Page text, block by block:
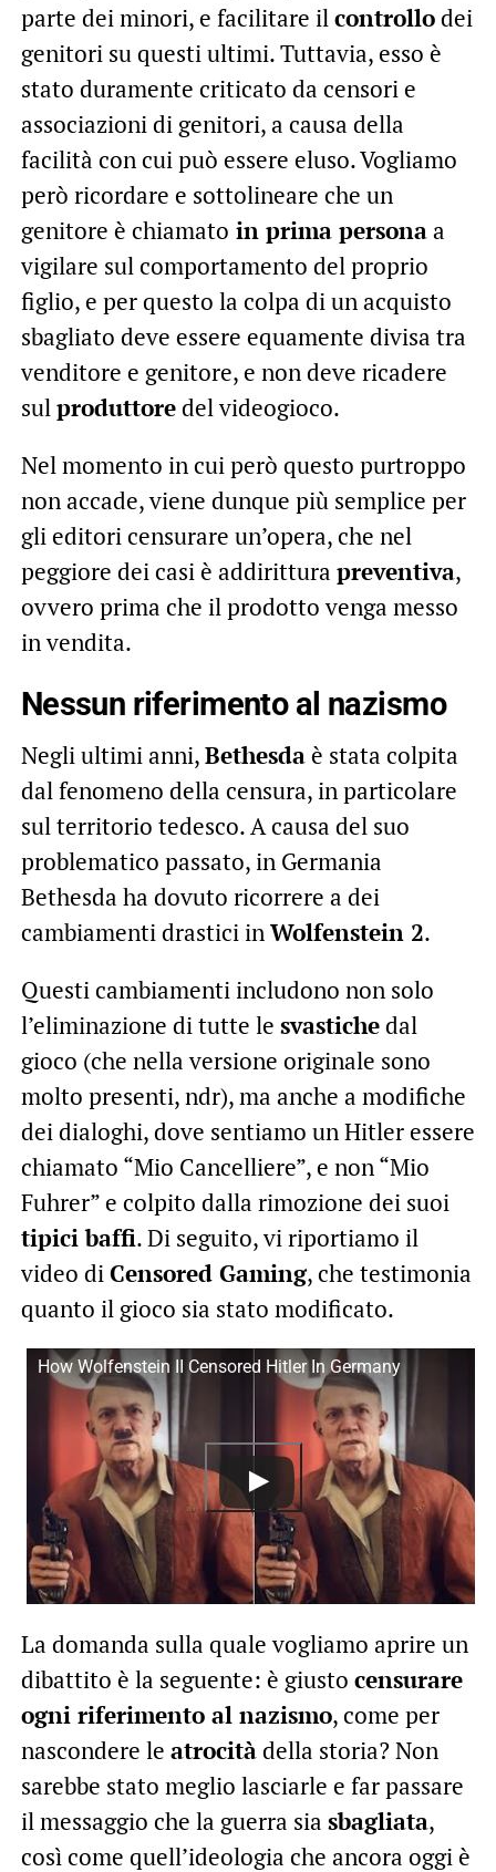
parte dei minori, e facilitare ilcontrollodei
genitori su questi ultimi. Tuttavia, esso è
stato duramente criticato da censori e
associazioni di genitori, a causa della
facilità con cui può essere eluso. Vogliamo
però ricordare e sottolineare che un
genitore è chiamato in prima personaa
vigilare sul comportamento del proprio
figlio, e per questo la colpa di un acquisto
sbagliato deve essere equamente divisa tra
venditore e genitore, e non deve ricadere
sulproduttoredel videogioco.
Nel momento in cui però questo purtroppo
non accade, viene dunque più semplice per
gli editori censurare un’opera, che nel
peggiore dei casi è addirittura preventiva,
ovvero prima che il prodotto venga messo
in vendita.
Nessun riferimento al nazismo
Negli ultimi anni,Bethesdaè stata colpita
dal fenomeno della censura, in particolare
sul territorio tedesco. A causa del suo
problematico passato, in Germania
Bethesda ha dovuto ricorrere a dei
cambiamenti drastici inWolfenstein 2.
Questi cambiamenti includono non solo
l’eliminazione di tutte le svastichedal
gioco (che nella versione originale sono
molto presenti, ndr), ma anche a modifiche
dei dialoghi, dove sentiamo un Hitler essere
chiamato “Mio Cancelliere”, e non “Mio
Fuhrer” e colpito dalla rimozione dei suoi
tipici baffi. Di seguito, vi riportiamo il
video diCensored Gaming, che testimonia
quanto il gioco sia stato modificato.
How Wolfenstein II Censored Hitler In Germany
La domanda sulla quale vogliamo aprire un
dibattito è la seguente: è giusto censurare
ogni riferimento al nazismo, come per
nascondere le atrocitàdella storia? Non
sarebbe stato meglio lasciarle e far passare
il messaggio che la guerra sia sbagliata,
così come quell’ideologia che ancora oggi è